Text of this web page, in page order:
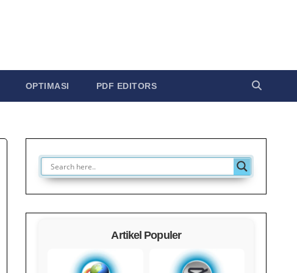
OPTIMASI PDF EDITORS
Artikel Populer